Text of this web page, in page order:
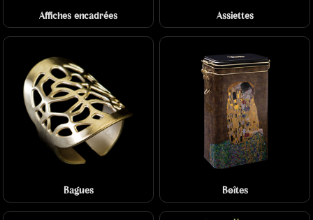
Affiches encadrées Assiettes
Bagues Boîtes